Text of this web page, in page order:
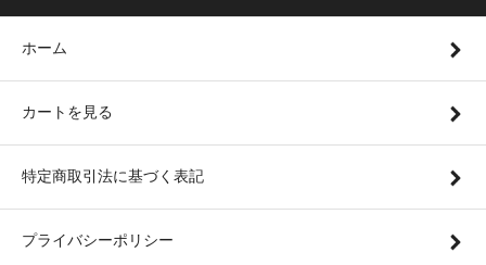
ホーム
カートを見る
特定商取引法に基づく表記
プライバシーポリシー